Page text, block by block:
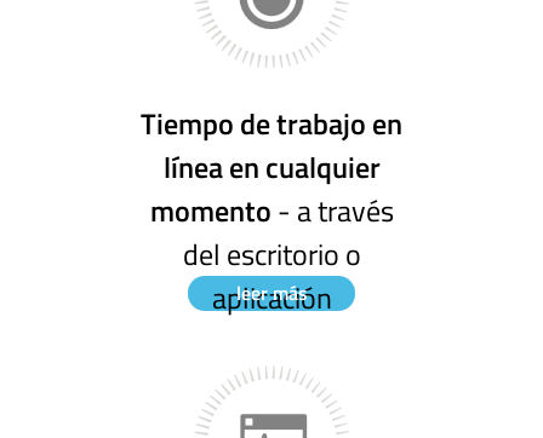
Tiempo de trabajo en
línea en cualquier
momento- a través
del escritorio o
aplicación
leer más